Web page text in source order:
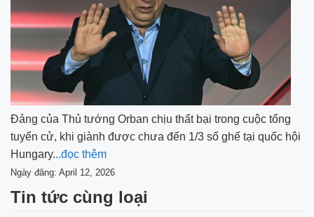
Đảng của Thủ tướng Orban chịu thất bại trong cuộc tổng
tuyển cử, khi giành được chưa đến 1/3 số ghế tại quốc hội
Hungary...đọc thêm
Ngày đăng: April 12, 2026
Tin tức cùng loại